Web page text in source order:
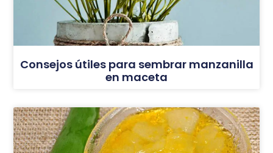
Consejos útiles para sembrar manzanilla
en maceta